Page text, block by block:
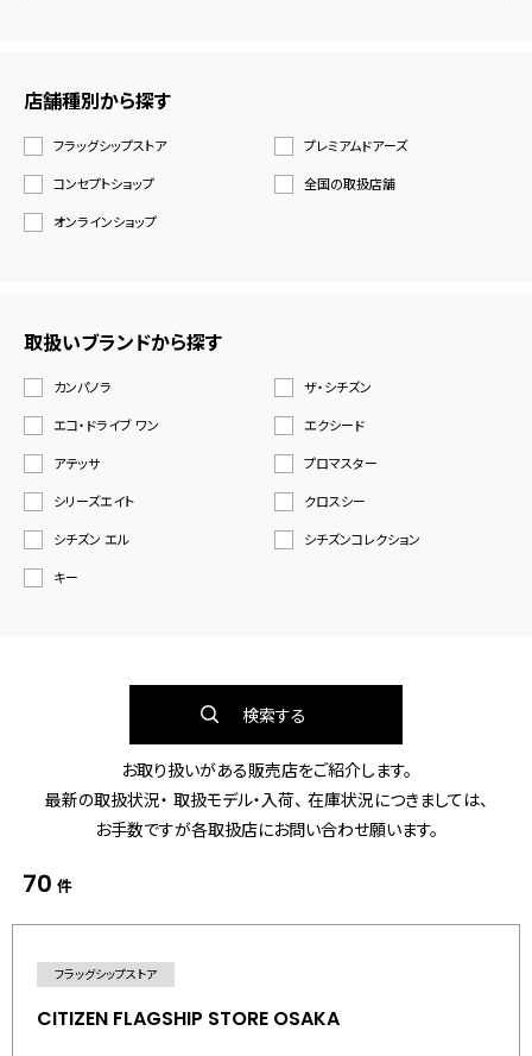
店舗種別から探す
フラッグシップストア
プレミアムドアーズ
コンセプトショップ
全国の取扱店舗
オンラインショップ
取扱いブランドから探す
カンパノラ
ザ・シチズン
エコ・ドライブ ワン
エクシード
アテッサ
プロマスター
シリーズエイト
クロスシー
シチズン エル
シチズンコレクション
キー
検索する
お取り扱いがある販売店をご紹介します。
最新の取扱状況・ 取扱モデル・入荷、 在庫状況につきましては、
お手数ですが各取扱店にお問い合わせ願います。
70 件
フラッグシップストア
CITIZEN FLAGSHIP STORE OSAKA